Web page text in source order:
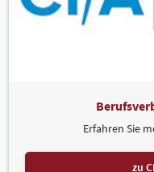
Erfahren Sie
zu